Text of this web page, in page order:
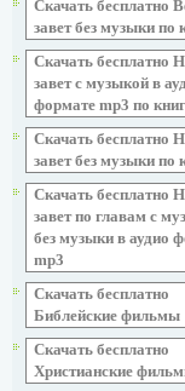
Скачать бесплатно
завет без музыки по
Скачать бесплатно
завет с музыкой в
формате mp3 по
Скачать бесплатно
завет без музыки по
Скачать бесплатно
завет по главам с
без музыки в аудио
mp3
Скачать бесплатно
Библейские фильмы
Скачать бесплатно
Христианские